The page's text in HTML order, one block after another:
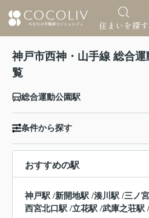
神戸市西神・山手線 総合
覧
総合運動公園駅
条件から探す
おすすめの駅
神戸駅 /新開地駅 /湊川駅 /三ノ
西宮北口駅 /立花駅 /武庫之荘駅 /